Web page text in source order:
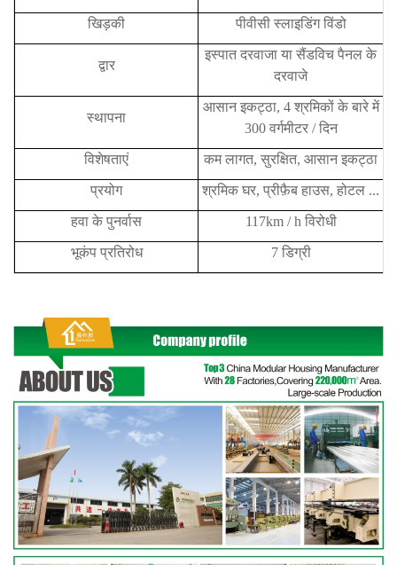
खिड़की पीवीसी स्लाइडिंग विंडो
द्वार
इस्पात दरवाजा या सैंडविच पैनल के
दरवाजे
स्थापना
आसान इकट्ठा, 4 श्रमिकों के बारे में
300 वर्गमीटर / दिन
विशेषताएं कम लागत, सुरक्षित, आसान इकट्ठा
प्रयोग श्रमिक घर, प्रीफ़ैब हाउस, होटल ...
हवा के पुनर्वास 117km / h विरोधी
भूकंप प्रतिरोध 7 डिग्री